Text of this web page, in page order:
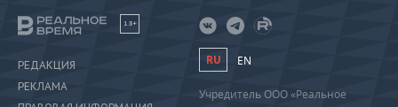
18+
РЕДАКЦИЯ
РЕКЛАМА
RU EN
Учредитель ООО «Реальное